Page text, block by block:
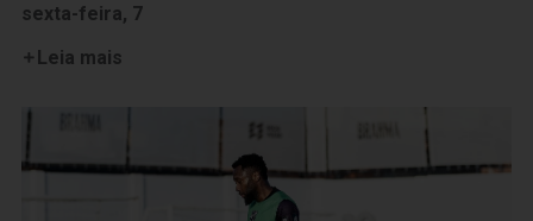
sexta-feira, 7
Leia mais